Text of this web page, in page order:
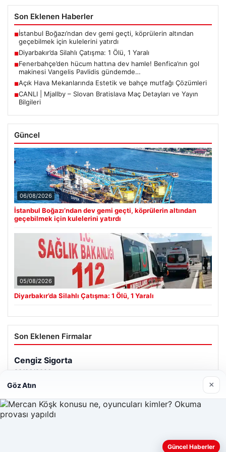
Son Eklenen Haberler
■İstanbul Boğazı’ndan dev gemi geçti, köprülerin altından
geçebilmek için kulelerini yatırdı
■Diyarbakır’da Silahlı Çatışma: 1 Ölü, 1 Yaralı
■Fenerbahçe’den hücum hattına dev hamle! Benfica’nın gol
makinesi Vangelis Pavlidis gündemde…
■Açık Hava Mekanlarında Estetik ve bahçe mutfağı Çözümleri
■CANLI | Mjallby – Slovan Bratislava Maç Detayları ve Yayın
Bilgileri
Güncel
06/08/2026
İstanbul Boğazı’ndan dev gemi geçti, köprülerin altından
geçebilmek için kulelerini yatırdı
05/08/2026
Diyarbakır’da Silahlı Çatışma: 1 Ölü, 1 Yaralı
Son Eklenen Firmalar
Cengiz Sigorta
23/06/2026
Web sitemizi nasıl kullandığınızı daha iyi anlayabilmek,
Göz Atın ×
Güncel Haberler